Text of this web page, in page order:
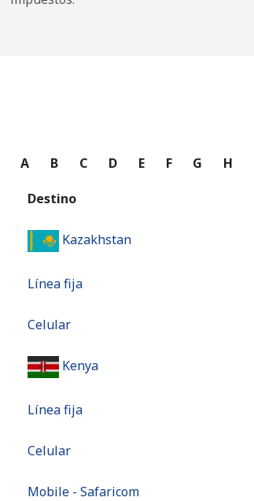
A B C D E F G H
Destino
Kazakhstan
Línea fija
Celular
Kenya
Línea fija
Celular
Mobile - Safaricom